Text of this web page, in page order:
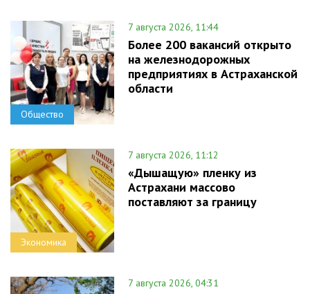
Общество
7 августа 2026, 11:44
Более 200 вакансий открыто
на железнодорожных
предприятиях в Астраханской
области
Экономика
7 августа 2026, 11:12
«Дышащую» пленку из
Астрахани массово
поставляют за границу
7 августа 2026, 04:31